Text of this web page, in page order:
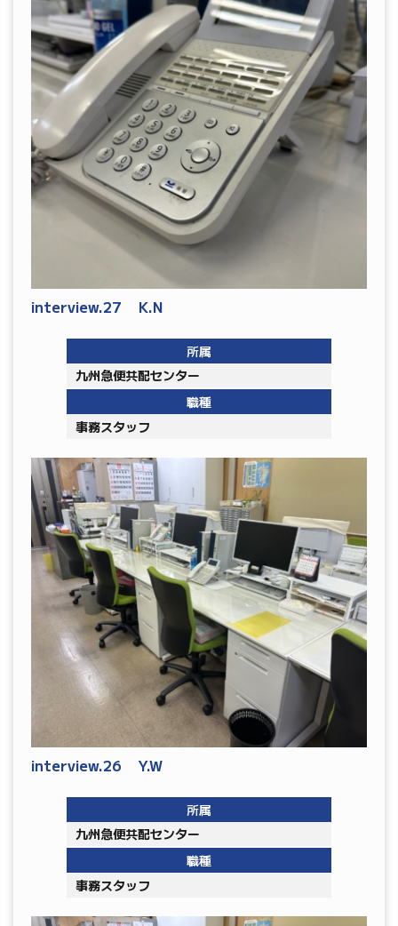
interview.27 K.N
所属
九州急便共配センター
職種
事務スタッフ
interview.26 Y.W
所属
九州急便共配センター
職種
事務スタッフ